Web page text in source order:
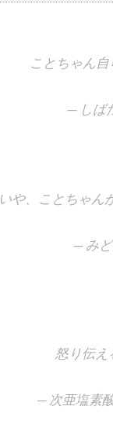
ことちゃん
— しば
いや、ことちゃん
— み
怒り伝
— 次亜塩素